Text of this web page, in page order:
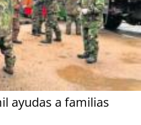
ayudas a familias